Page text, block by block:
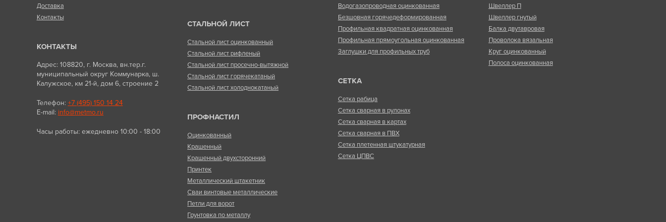
Доставка
Контакты
КОНТАКТЫ
Адрес: 108820, г. Москва, вн.тер.г.
муниципальный округ Коммунарка, ш.
Калужское, км 21-й, дом 6, строение 2
Телефон: +7 (495) 150 14 24
E-mail: info@metmo.ru
Часы работы: ежедневно 10:00 - 18:00
СТАЛЬНОЙ ЛИСТ
Стальной лист оцинкованный
Стальной лист рифленый
Стальной лист просечно-вытяжной
Стальной лист горячекатаный
Стальной лист холоднокатаный
ПРОФНАСТИЛ
Оцинкованный
Крашенный
Крашенный двухсторонний
Принтек
Металлический штакетник
Сваи винтовые металлические
Петли для ворот
Грунтовка по металлу
Водогазопроводная оцинкованная
Безшовная горячедеформированная
Профильная квадратная оцинкованная
Профильная прямоугольная оцинкованная
Заглушки для профильных труб
СЕТКА
Сетка рабица
Сетка сварная в рулонах
Сетка сварная в картах
Сетка сварная в ПВХ
Сетка плетенная штукатурная
Сетка ЦПВС
Швеллер П
Швеллер гнутый
Балка двутавровая
Проволока вязальная
Круг оцинкованный
Полоса оцинкованная